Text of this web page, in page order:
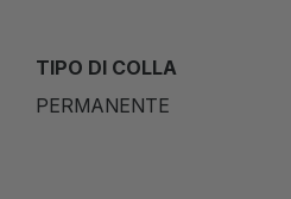
TIPO DI COLLA
PERMANENTE